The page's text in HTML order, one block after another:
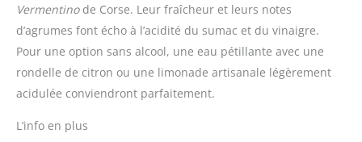
Vermentinode Corse. Leur fraîcheur et leurs notes
d’agrumes font écho à l’acidité du sumac et du vinaigre.
Pour une option sans alcool, une eau pétillante avec une
rondelle de citron ou une limonade artisanale légèrement
acidulée conviendront parfaitement.
L’info en plus